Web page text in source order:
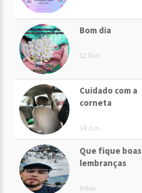
Bom dia
12 Out
Cuidado com a
corneta
14 Jun
Que fique boas
lembranças
9 Nov